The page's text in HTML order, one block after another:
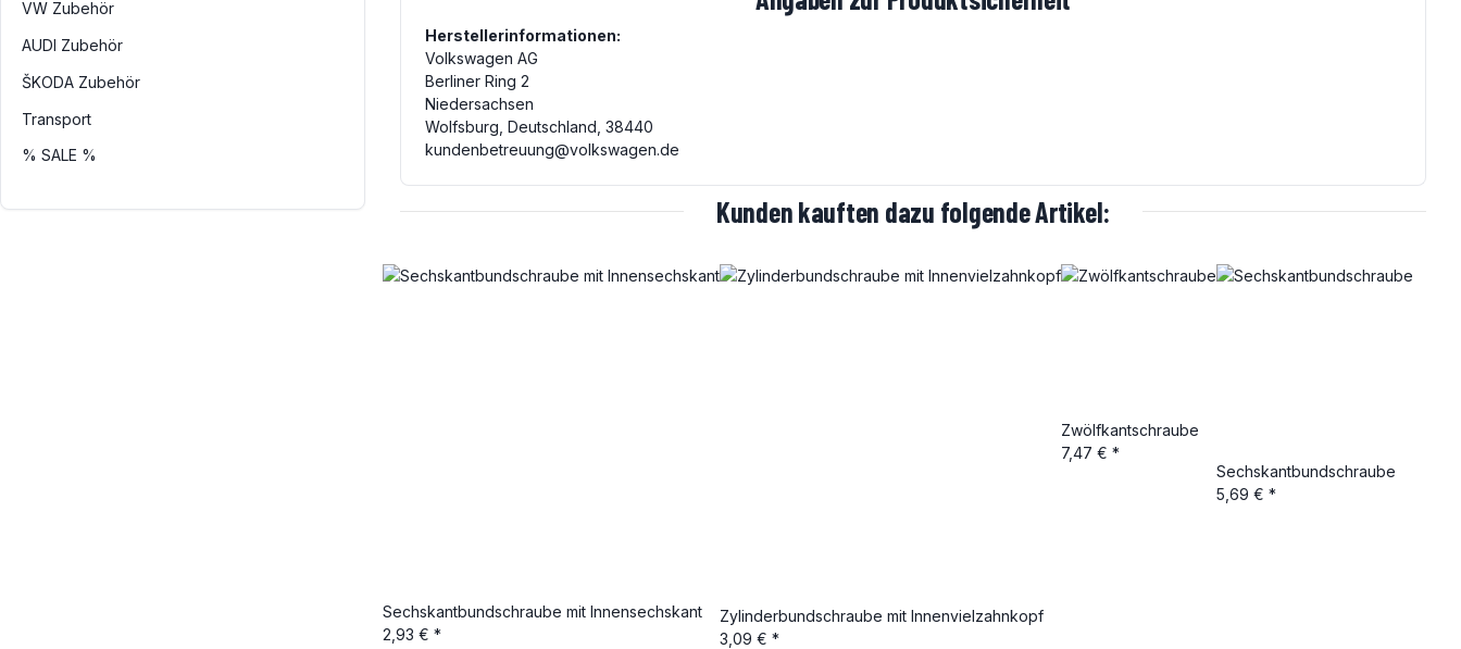
Herstellerinformationen:
Volkswagen AG
Berliner Ring 2
Niedersachsen
Wolfsburg, Deutschland, 38440
kundenbetreuung@volkswagen.de
Kunden kauften dazu folgende Artikel:
Sechskantbundschraube mit Innensechskant
2,93 € *
Zylinderbundschraube mit Innenvielzahnkopf
3,09 € *
Zwölfkantschraube
7,47 € *
Sechskantbundschraube
5,69 € *
VW Zubehör
AUDI Zubehör
ŠKODA Zubehör
Transport
% SALE %